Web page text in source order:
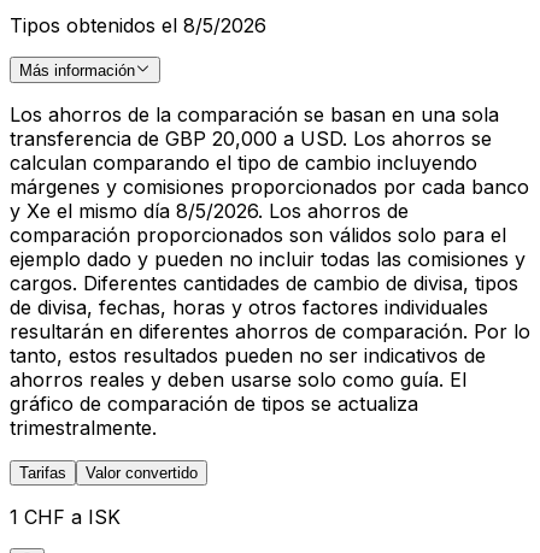
Tipos obtenidos el 8/5/2026
Más información
Los ahorros de la comparación se basan en una sola
transferencia de GBP 20,000 a USD. Los ahorros se
calculan comparando el tipo de cambio incluyendo
márgenes y comisiones proporcionados por cada banco
y Xe el mismo día 8/5/2026. Los ahorros de
comparación proporcionados son válidos solo para el
ejemplo dado y pueden no incluir todas las comisiones y
cargos. Diferentes cantidades de cambio de divisa, tipos
de divisa, fechas, horas y otros factores individuales
resultarán en diferentes ahorros de comparación. Por lo
tanto, estos resultados pueden no ser indicativos de
ahorros reales y deben usarse solo como guía. El
gráfico de comparación de tipos se actualiza
trimestralmente.
Tarifas Valor convertido
1 CHF a ISK